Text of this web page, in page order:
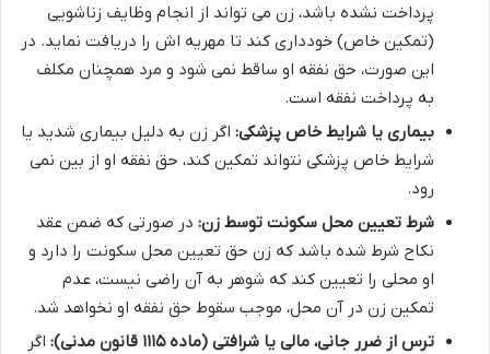
پرداخت نشده باشد، زن می تواند از انجام وظایف زناشویی
(تمکین خاص) خودداری کند تا مهریه اش را دریافت نماید. در
این صورت، حق نفقه او ساقط نمی شود و مرد همچنان مکلف
به پرداخت نفقه است.
بیماری یا شرایط خاص پزشکی: اگر زن به دلیل بیماری شدید یا
شرایط خاص پزشکی نتواند تمکین کند، حق نفقه او از بین نمی
رود.
شرط تعیین محل سکونت توسط زن: در صورتی که ضمن عقد
نکاح شرط شده باشد که زن حق تعیین محل سکونت را دارد و
او محلی را تعیین کند که شوهر به آن راضی نیست، عدم
تمکین زن در آن محل، موجب سقوط حق نفقه او نخواهد شد.
ترس از ضرر جانی، مالی یا شرافتی (ماده ۱۱۱۵ قانون مدنی):
اگر